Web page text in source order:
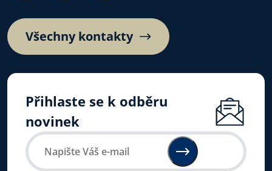
Všechny kontakty
Přihlaste se k odběru
novinek